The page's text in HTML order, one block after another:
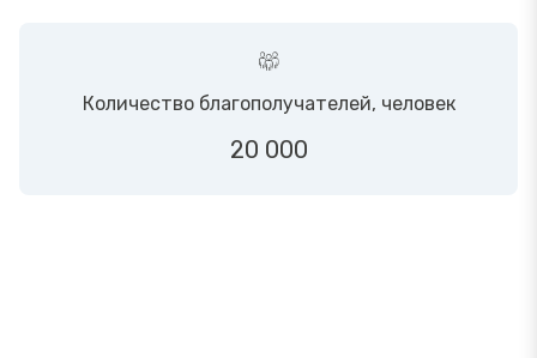
Количество благополучателей, человек
20 000